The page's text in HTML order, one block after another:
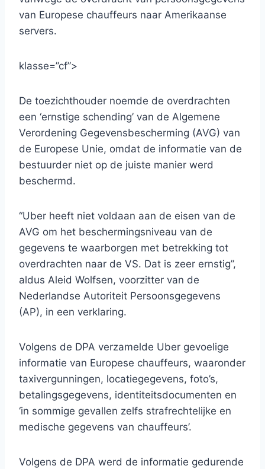
van Europese chauffeurs naar Amerikaanse
servers.
klasse=”cf”>
De toezichthouder noemde de overdrachten
een ‘ernstige schending’ van de Algemene
Verordening Gegevensbescherming (AVG) van
de Europese Unie, omdat de informatie van de
bestuurder niet op de juiste manier werd
beschermd.
“Uber heeft niet voldaan aan de eisen van de
AVG om het beschermingsniveau van de
gegevens te waarborgen met betrekking tot
overdrachten naar de VS. Dat is zeer ernstig”,
aldus Aleid Wolfsen, voorzitter van de
Nederlandse Autoriteit Persoonsgegevens
(AP), in een verklaring.
Volgens de DPA verzamelde Uber gevoelige
informatie van Europese chauffeurs, waaronder
taxivergunningen, locatiegegevens, foto’s,
betalingsgegevens, identiteitsdocumenten en
‘in sommige gevallen zelfs strafrechtelijke en
medische gegevens van chauffeurs’.
Volgens de DPA werd de informatie gedurende